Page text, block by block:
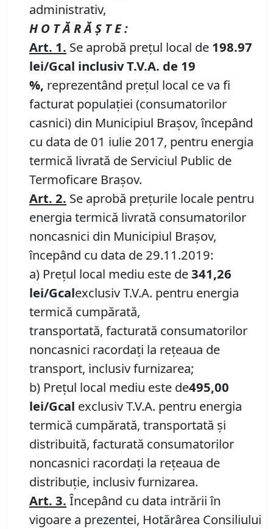
administrativ,
H O T Ă R Ă Ş T E :
Art. 1. Se aprobă preţul local de 198.97
lei/Gcal inclusiv T.V.A. de 19
%, reprezentând preţul local ce va fi
facturat populaţiei (consumatorilor
casnici) din Municipiul Braşov, începând
cu data de 01 iulie 2017, pentru energia
termică livrată de Serviciul Public de
Termoficare Braşov.
Art. 2. Se aprobă preţurile locale pentru
energia termică livrată consumatorilor
noncasnici din Municipiul Braşov,
începând cu data de 29.11.2019:
a) Preţul local mediu este de341,26
lei/Gcalexclusiv T.V.A. pentru energia
termică cumpărată,
transportată, facturată consumatorilor
noncasnici racordaţi la reţeaua de
transport, inclusiv furnizarea;
b) Preţul local mediu este de495,00
lei/Gcal exclusiv T.V.A. pentru energia
termică cumpărată, transportată şi
distribuită, facturată consumatorilor
noncasnici racordaţi la reţeaua de
distribuţie, inclusiv furnizarea.
Art. 3. Începând cu data intrării în
vigoare a prezentei, Hotărârea Consiliului